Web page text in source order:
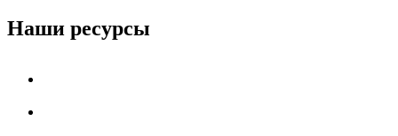
Наши ресурсы